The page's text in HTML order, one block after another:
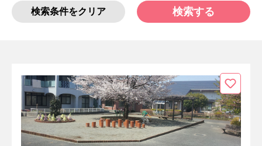
検索条件をクリア 検索する